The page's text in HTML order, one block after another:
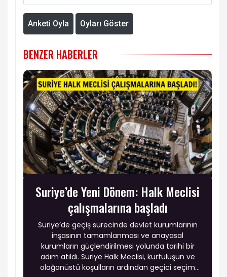
Anketi Oyla Oyları Göster
BENZER HABERLER
Suriye’de Yeni Dönem: Halk Meclisi
çalışmalarına başladı
Suriye’de geçiş sürecinde devlet kurumlarının
inşasının tamamlanması ve anayasal
kurumların güçlendirilmesi yolunda tarihi bir
adım atıldı. Suriye Halk Meclisi, kurtuluşun ve
olağanüstü koşulların ardından geçici seçim